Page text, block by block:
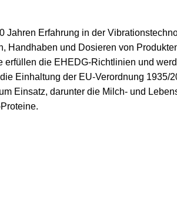
Jahren Erfahrung in der
Handhaben und Dosieren von
erfüllen die EHEDG-Richtlinien und
Einhaltung der EU-Verordnung 1935/
Einsatz, darunter die Milch- und